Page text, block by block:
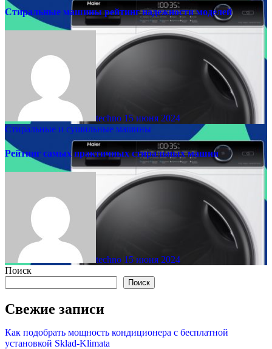
Стиральные машины рейтинг надежности моделей
techno 15 июня 2024
Стиральные и сушильные машины
Рейтинг самых практичных стиральных машин
techno 15 июня 2024
Поиск
Поиск
Свежие записи
Как подобрать мощность кондиционера с бесплатной
установкой Sklad-Klimata